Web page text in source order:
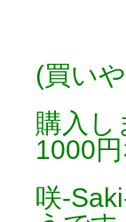
(買い
購入し
1000円
咲-